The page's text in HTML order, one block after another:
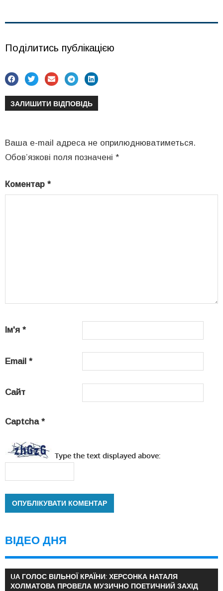
Поділитись публікацією
ЗАЛИШИТИ ВІДПОВІДЬ
Ваша e-mail адреса не оприлюднюватиметься.
Обов’язкові поля позначені *
Коментар *
Ім'я *
Email *
Сайт
Captcha *
Type the text displayed above:
ВІДЕО ДНЯ
UA ГОЛОС ВІЛЬНОЇ КРАЇНИ: ХЕРСОНКА НАТАЛЯ
ХОЛМАТОВА ПРОВЕЛА МУЗИЧНО ПОЕТИЧНИЙ ЗАХІД